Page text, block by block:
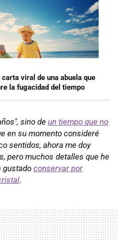
viral de una abuela que
la fugacidad del tiempo
sino de un tiempo que no
en su momento consideré
sentidos, ahora me doy
pero muchos detalles que he
gustado conservar por
.